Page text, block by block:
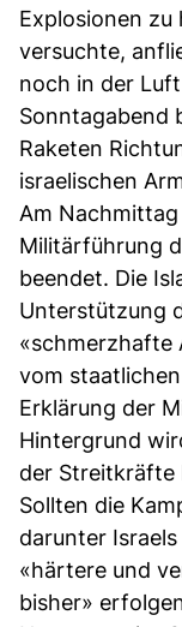
Explosionen
versuchte,
noch in der
Sonntagabend
Raketen
israelischen
Am
Militärführung
beendet. Die
Unterstützung
«schmerzhafte
vom
Erklärung der
Hintergrund
der Streitkräfte
Sollten die
darunter
«härtere und
bisher»